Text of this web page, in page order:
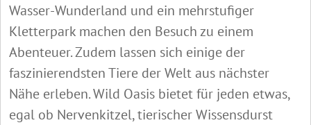
Wasser-Wunderland und ein mehrstufiger
Kletterpark machen den Besuch zu einem
Abenteuer. Zudem lassen sich einige der
faszinierendsten Tiere der Welt aus nächster
Nähe erleben. Wild Oasis bietet für jeden etwas,
egal ob Nervenkitzel, tierischer Wissensdurst